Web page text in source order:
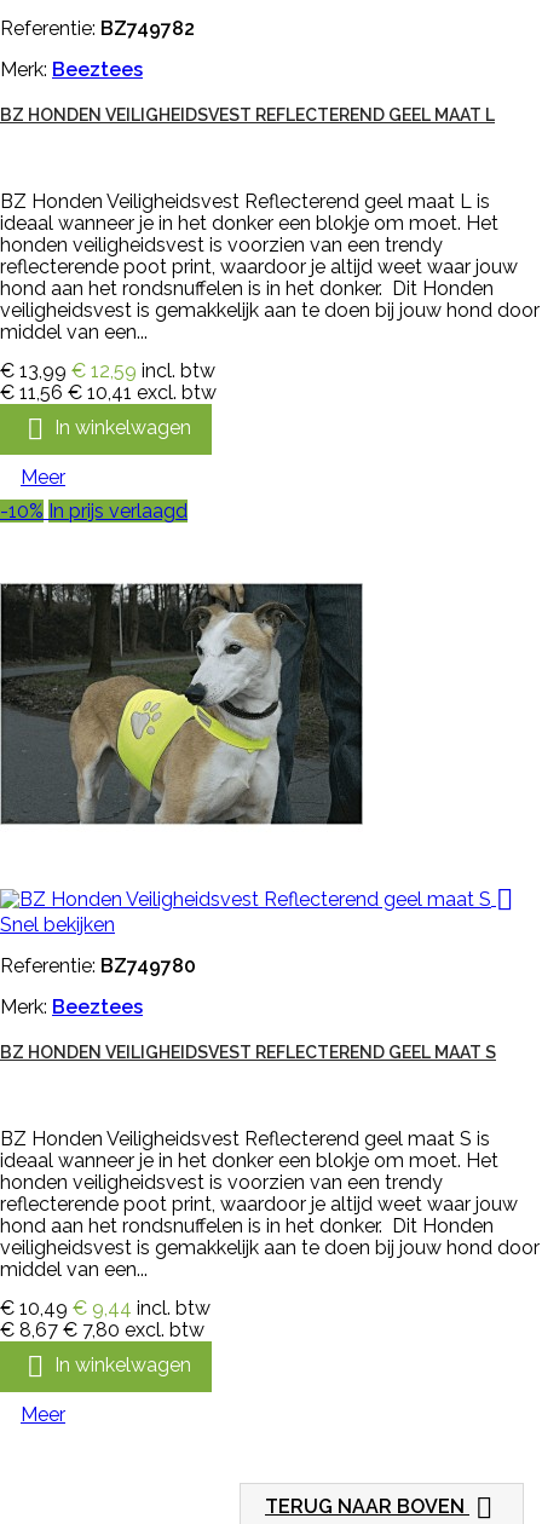
Referentie: BZ749782
Merk: Beeztees
BZ HONDEN VEILIGHEIDSVEST REFLECTEREND GEEL MAAT L
BZ Honden Veiligheidsvest Reflecterend geel maat L is
ideaal wanneer je in het donker een blokje om moet. Het
honden veiligheidsvest is voorzien van een trendy
reflecterende poot print, waardoor je altijd weet waar jouw
hond aan het rondsnuffelen is in het donker. Dit Honden
veiligheidsvest is gemakkelijk aan te doen bij jouw hond door
middel van een...
€ 13,99 € 12,59 incl. btw
€ 11,56 € 10,41 excl. btw
 In winkelwagen
Meer
-10% In prijs verlaagd

Snel bekijken
Referentie: BZ749780
Merk: Beeztees
BZ HONDEN VEILIGHEIDSVEST REFLECTEREND GEEL MAAT S
BZ Honden Veiligheidsvest Reflecterend geel maat S is
ideaal wanneer je in het donker een blokje om moet. Het
honden veiligheidsvest is voorzien van een trendy
reflecterende poot print, waardoor je altijd weet waar jouw
hond aan het rondsnuffelen is in het donker. Dit Honden
veiligheidsvest is gemakkelijk aan te doen bij jouw hond door
middel van een...
€ 10,49 € 9,44 incl. btw
€ 8,67 € 7,80 excl. btw
 In winkelwagen
Meer
TERUG NAAR BOVEN 